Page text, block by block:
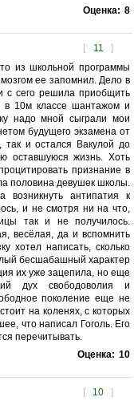
Оценка: 8
[ 11 ]
из школьной программы
ее запомнил. Дело в
с сего решила приобщить
в 10м классе шантажом и
надо мной сыграли мои
будущего экзамена от
так и остался Вакулой до
оставшуюся жизнь. Хоть
признание в
половина девушек школы.
антипатия к
и не смотря ни на что,
так и не получилось.
весёлая, да и вспомнить
хотел написать, сколько
бесшабашный характер
их уже зацепила, но еще
дух свободоволия и
поколение еще не
на коленях, с которых
что написал Гоголь. Его
перечитывать.
Оценка: 10
[ 10 ]